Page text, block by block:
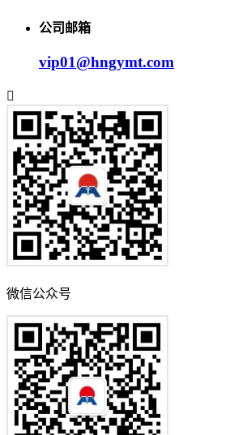
公司邮箱
vip01@hngymt.com
微信公众号